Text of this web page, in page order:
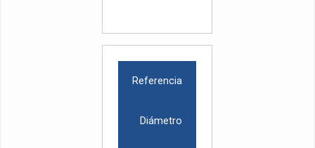
Referencia
Diámetro